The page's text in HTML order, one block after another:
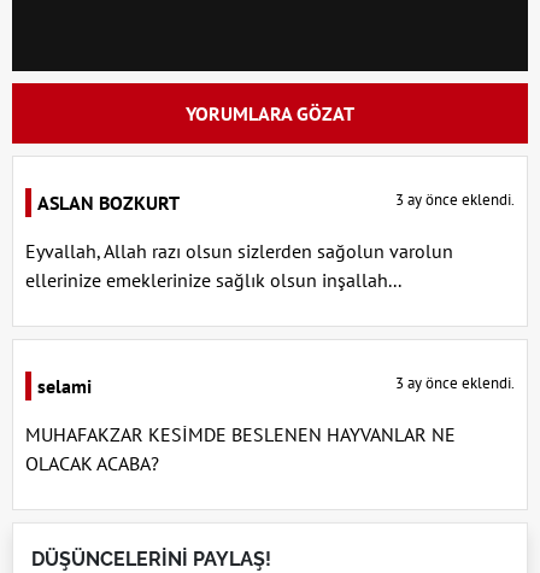
YORUMLARA GÖZAT
ASLAN BOZKURT 3 ay önce eklendi.
Eyvallah, Allah razı olsun sizlerden sağolun varolun
ellerinize emeklerinize sağlık olsun inşallah...
selami 3 ay önce eklendi.
MUHAFAKZAR KESİMDE BESLENEN HAYVANLAR NE
OLACAK ACABA?
DÜŞÜNCELERİNİ PAYLAŞ!